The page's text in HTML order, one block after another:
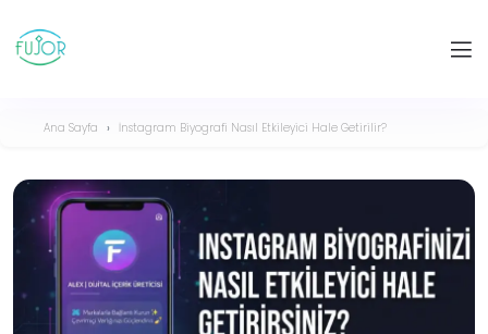
Ana Sayfa İnstagram Biyografi Nasıl Etkileyici Hale Getirilir?